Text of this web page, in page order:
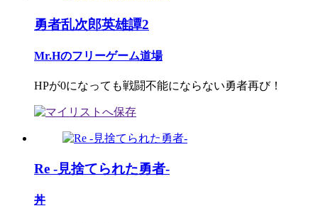
勇者乱次郎英雄譚2
Mr.Hのフリーゲーム道場
HPが0になっても戦闘不能にならない勇者再び！
Re -見捨てられた勇者-
丼